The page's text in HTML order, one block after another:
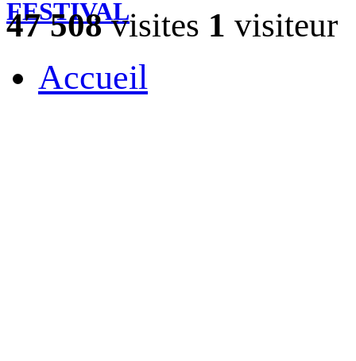
47 508visites 1 visiteur
Accueil